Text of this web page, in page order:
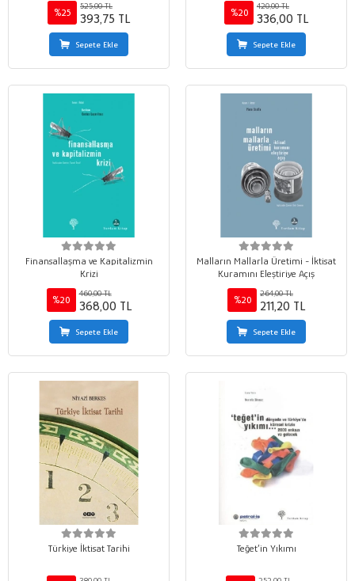
%25
525,00 TL
393,75 TL
Sepete Ekle
%20
420,00 TL
336,00 TL
Sepete Ekle
Finansallaşma ve Kapitalizmin
Krizi
%20
460,00 TL
368,00 TL
Sepete Ekle
Malların Mallarla Üretimi - İktisat
Kuramını Eleştiriye Açış
%20
264,00 TL
211,20 TL
Sepete Ekle
Türkiye İktisat Tarihi Teğet’in Yıkımı